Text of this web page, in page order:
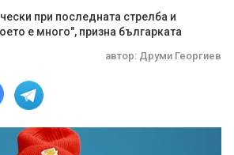
при последната стрелба и
е много", призна българката
автор: Друми Георгиев